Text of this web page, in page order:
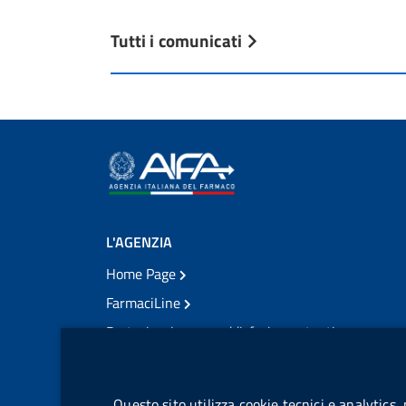
Tutti i comunicati
L'AGENZIA
Home Page
FarmaciLine
Partecipazione e soddisfazione utenti